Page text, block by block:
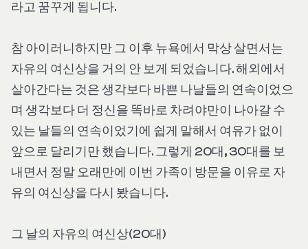
라고 꿈꾸게 됩니다.
참 아이러니하지만 그 이후 뉴욕에서 막상 살면서는
자유의 여신상을 거의 안 보게 되었습니다. 해외에서
살아간다는 것은 생각보다 바쁜 나날들의 연속이었으
며 생각보다 더 정신을 똑바로 차려야만이 나아갈 수
있는 날들의 연속이었기에 쉽게 말해서 여유가 없이
앞으로 달리기만 했습니다. 그렇게 20대, 30대를 보
내면서 정말 오래만에 이번 가족이 방문을 이유로 자
유의 여신상을 다시 봤습니다.
그 날의 자유의 여신상(20대)